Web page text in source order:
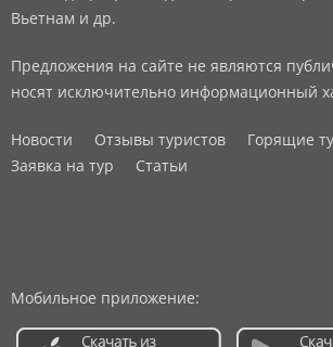
Вьетнам и др.
Предложения на сайте не являются
носят исключительно информационный
Новости Отзывы туристов
Горящие
Заявка на тур
Статьи
Мобильное приложение: